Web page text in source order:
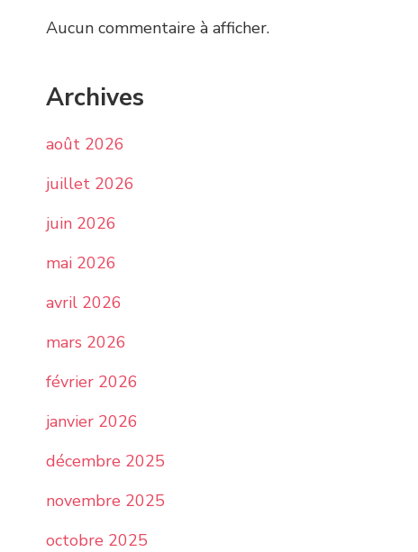
Aucun commentaire à afficher.
Archives
août 2026
juillet 2026
juin 2026
mai 2026
avril 2026
mars 2026
février 2026
janvier 2026
décembre 2025
novembre 2025
octobre 2025